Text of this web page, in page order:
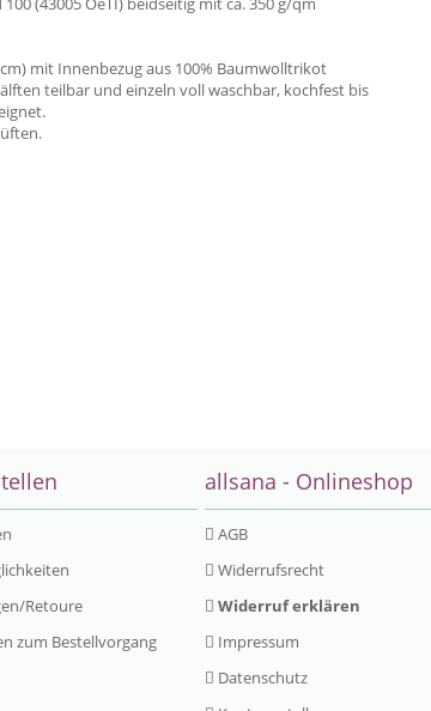
mit Innenbezug aus 100% Baumwolltrikot
teilbar und einzeln voll waschbar, kochfest bis
Retoure
zum Bestellvorgang
allsana - Onlineshop
AGB
Widerrufsrecht
Widerruf erklären
Impressum
Datenschutz